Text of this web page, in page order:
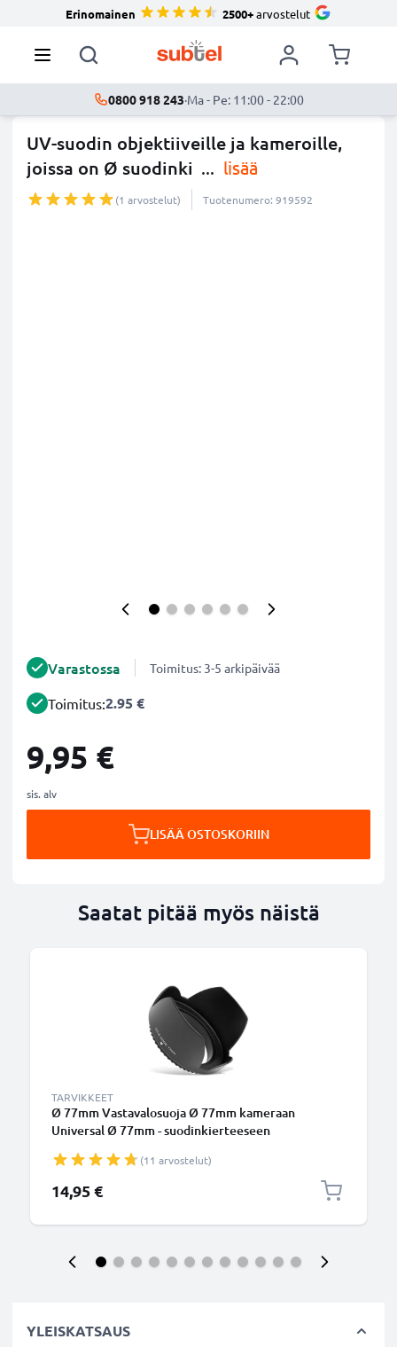
Erinomainen 2500+arvostelut
0800 918 243·Ma - Pe: 11:00 - 22:00
UV-suodin objektiiveille ja kameroille,
joissa on Ø suodinki ... lisää
(1 arvostelut) Tuotenumero: 919592
Varastossa Toimitus: 3-5 arkipäivää
Toimitus:2.95 €
9,95 €
sis. alv
LISÄÄ OSTOSKORIIN
Saatat pitää myös näistä
TARVIKKEET
Ø 77mm Vastavalosuoja Ø 77mm kameraan
Universal Ø 77mm - suodinkierteeseen
vastavalosuoja tuotemerkiltä CELLONIC
(11 arvostelut)
14,95 €
YLEISKATSAUS